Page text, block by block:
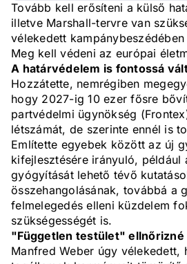
Tovább kell erősíteni a külső
illetve Marshall-tervre van
vélekedett
Meg kell védeni az európai
A határvédelem is fontossá
Hozzátette, nemrégiben
hogy 2027-ig 10 ezer fősre
partvédelmi ügynökség
létszámát, de szerinte ennél is
Említette egyebek között az új
kifejlesztésére irányuló, például
gyógyítását lehető tévő
összehangolásának, továbbá a
felmelegedés elleni küzdelem
szükségességét is.
"Független testület" ellnőrizné
Manfred Weber úgy vélekedett,